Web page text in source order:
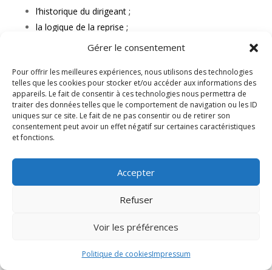
Gérer le consentement
Pour offrir les meilleures expériences, nous utilisons des technologies
telles que les cookies pour stocker et/ou accéder aux informations des
appareils. Le fait de consentir à ces technologies nous permettra de
traiter des données telles que le comportement de navigation ou les ID
uniques sur ce site. Le fait de ne pas consentir ou de retirer son
consentement peut avoir un effet négatif sur certaines caractéristiques
et fonctions.
Accepter
Refuser
Voir les préférences
Politique de cookiesImpressum
l’historique du dirigeant ;
la logique de la reprise ;
l’activité des sociétés concernées ;
la structuration juridique ;
la capacité de remboursement ;
les garanties proposées ;
le rôle des conseils ;
la trajectoire future du groupe.
transformer un projet complexe en lecture claire.
Chez CREDITS ASSUR, nous intervenons précisément
des documents. Nous aidons à construire un récit